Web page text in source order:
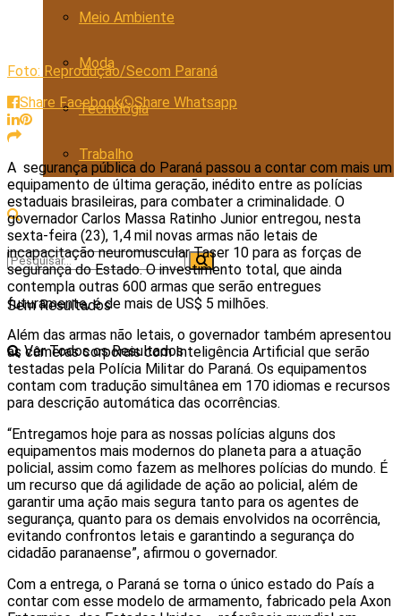
Meio Ambiente
Moda
Tecnologia
Trabalho
Sem Resultados
Ver Todos os Resultados
Foto: Reprodução/Secom Paraná
Share Facebook
Share Whatsapp
A segurança pública do Paraná passou a contar com mais um
equipamento de última geração, inédito entre as polícias
estaduais brasileiras, para combater a criminalidade. O
governador Carlos Massa Ratinho Junior entregou, nesta
sexta-feira (23), 1,4 mil novas armas não letais de
incapacitação neuromuscular Taser 10 para as forças de
segurança do Estado. O investimento total, que ainda
contempla outras 600 armas que serão entregues
futuramente, é de mais de US$ 5 milhões.
Além das armas não letais, o governador também apresentou
as câmeras corporais com Inteligência Artificial que serão
testadas pela Polícia Militar do Paraná. Os equipamentos
contam com tradução simultânea em 170 idiomas e recursos
para descrição automática das ocorrências.
“Entregamos hoje para as nossas polícias alguns dos
equipamentos mais modernos do planeta para a atuação
policial, assim como fazem as melhores polícias do mundo. É
um recurso que dá agilidade de ação ao policial, além de
garantir uma ação mais segura tanto para os agentes de
segurança, quanto para os demais envolvidos na ocorrência,
evitando confrontos letais e garantindo a segurança do
cidadão paranaense”, afirmou o governador.
Com a entrega, o Paraná se torna o único estado do País a
contar com esse modelo de armamento, fabricado pela Axon